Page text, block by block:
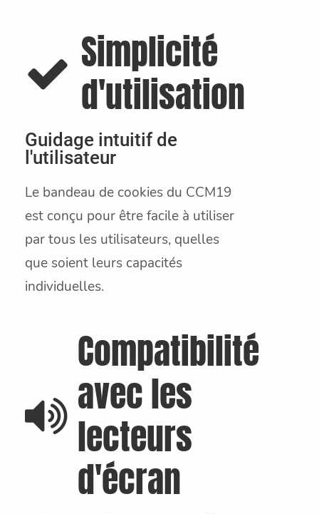
Simplicité
d'utilisation
Guidage intuitif de
l'utilisateur
Le bandeau de cookies du CCM19
est conçu pour être facile à utiliser
par tous les utilisateurs, quelles
que soient leurs capacités
individuelles.
Compatibilité
avec les
lecteurs
d'écran